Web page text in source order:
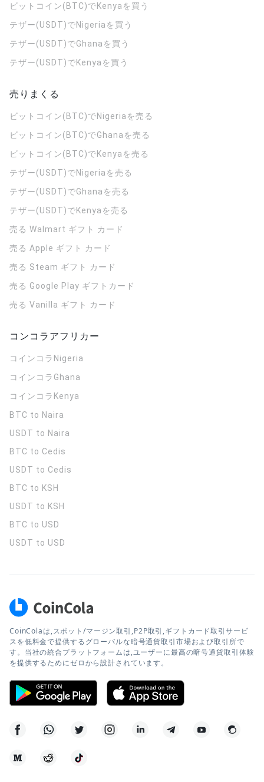
ビットコイン(BTC)でKenyaを買う
テザー(USDT)でNigeriaを買う
テザー(USDT)でGhanaを買う
テザー(USDT)でKenyaを買う
売りまくる
ビットコイン(BTC)でNigeriaを売る
ビットコイン(BTC)でGhanaを売る
ビットコイン(BTC)でKenyaを売る
テザー(USDT)でNigeriaを売る
テザー(USDT)でGhanaを売る
テザー(USDT)でKenyaを売る
売る Walmart ギフト カード
売る Apple ギフト カード
売る Steam ギフト カード
売る Google Play ギフトカード
売る Vanilla ギフト カード
コンコラアフリカー
コインコラ Nigeria
コインコラ Ghana
コインコラ Kenya
BTC to Naira
USDT to Naira
BTC to Cedis
USDT to Cedis
BTC to KSH
USDT to KSH
BTC to USD
USDT to USD
CoinColaは,スポット/マージン取引,P2P取引,ギフトカード取引サービ
スを低料金で提供するグローバルな暗号通貨取引市場および取引所で
す。当社の統合プラットフォームは,ユーザーに最高の暗号通貨取引体験
を提供するためにゼロから設計されています。